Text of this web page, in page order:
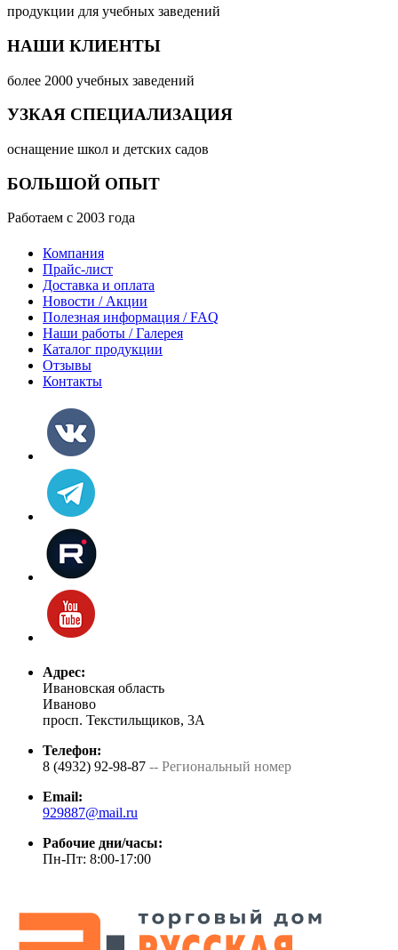
продукции для учебных заведений
НАШИ КЛИЕНТЫ
более 2000 учебных заведений
УЗКАЯ СПЕЦИАЛИЗАЦИЯ
оснащение школ и детских садов
БОЛЬШОЙ ОПЫТ
Работаем с 2003 года
Компания
Прайс-лист
Доставка и оплата
Новости / Акции
Полезная информация / FAQ
Наши работы / Галерея
Каталог продукции
Отзывы
Контакты
Адрес:
Ивановская область
Иваново
просп. Текстильщиков, 3А
Телефон:
8 (4932) 92-98-87 -- Региональный номер
Email:
929887@mail.ru
Рабочие дни/часы:
Пн-Пт: 8:00-17:00